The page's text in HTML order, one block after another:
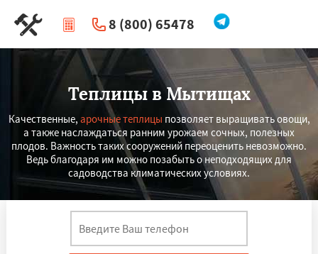
8 (800) 65478
| Перезвоните мне
Теплицы в Мытищах
Качественные, арочные теплицы позволяет выращивать овощи,
а также наслаждаться ранним урожаем сочных, полезных
плодов. Важность таких сооружений переоценить невозможно.
Ведь благодаря им можно позабыть о неподходящих для
садоводства климатических условиях.